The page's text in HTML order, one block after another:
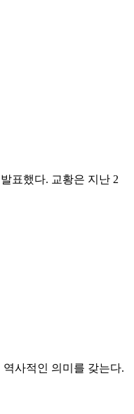
표했다. 교황은 지난 2
사적인 의미를 갖는다.